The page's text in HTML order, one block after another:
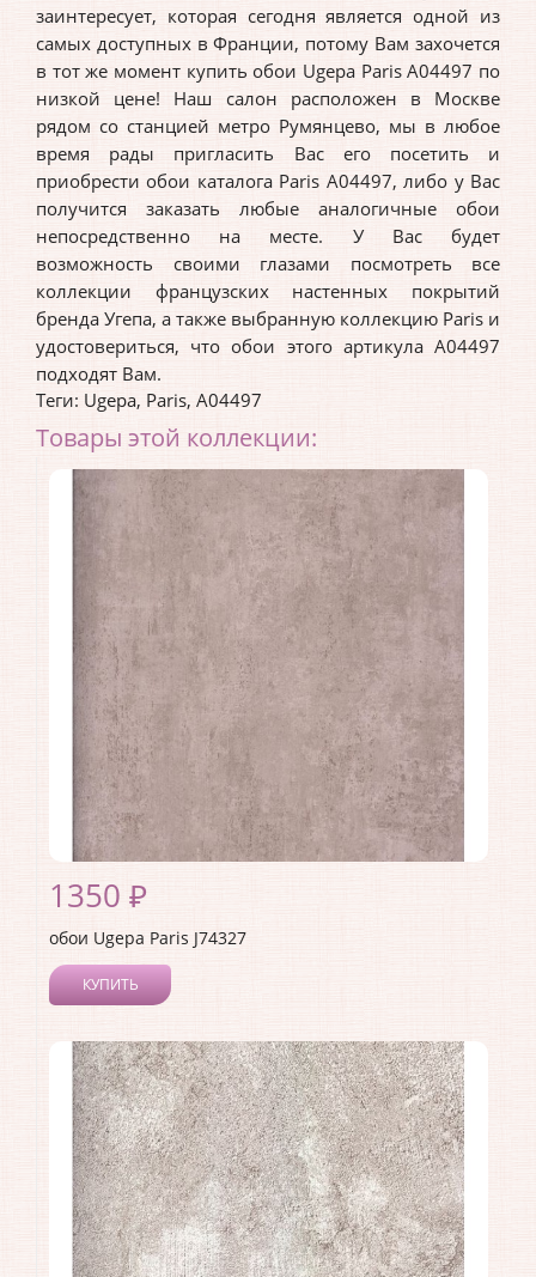
заинтересует, которая сегодня является одной из
самых доступных в Франции, потому Вам захочется
в тот же момент купить обои Ugepa Paris A04497 по
низкой цене! Наш салон расположен в Москве
рядом со станцией метро Румянцево, мы в любое
время рады пригласить Вас его посетить и
приобрести обои каталога Paris A04497, либо у Вас
получится заказать любые аналогичные обои
непосредственно на месте. У Вас будет
возможность своими глазами посмотреть все
коллекции французских настенных покрытий
бренда Угепа, а также выбранную коллекцию Paris и
удостовериться, что обои этого артикула A04497
подходят Вам.
Теги: Ugepa, Paris, A04497
Товары этой коллекции:
1350 ₽
обои Ugepa Paris J74327
КУПИТЬ
Коллекция:Paris
Длина рулона:10.05
Ширина рулона:0.53
Материал покрытия:Виниловое
Страна:Франция
Материал основы:Флизелин
Раппорт:<>